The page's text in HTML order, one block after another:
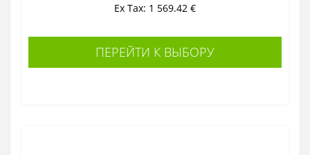
Ex Tax: 1 569.42 €
ПЕРЕЙТИ К ВЫБОРУ